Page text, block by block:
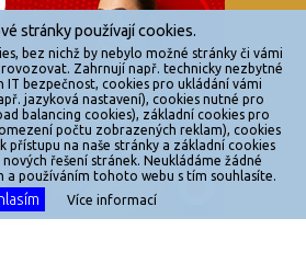
práva vyhrazena.
by
Reklama
Sítě
Redakce
bez souhlasu provozovatele zakázáno.
stránky používají cookies.
bez nichž by nebylo možné stránky či vámi
Zahrnují např. technicky nezbytné
IT bezpečnost, cookies pro ukládání vámi
jazyková nastavení), cookies nutné pro
balancing cookies), základní cookies pro
počtu zobrazených reklam), cookies
přístupu na naše stránky a základní cookies
řešení stránek. Neukládáme žádné
a používáním tohoto webu s tím souhlasíte.
Více informací